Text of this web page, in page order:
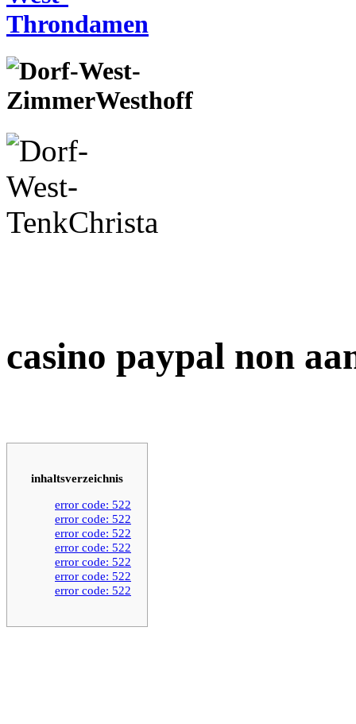
casino paypal non
inhaltsverzeichnis
error code: 522
error code: 522
error code: 522
error code: 522
error code: 522
error code: 522
error code: 522